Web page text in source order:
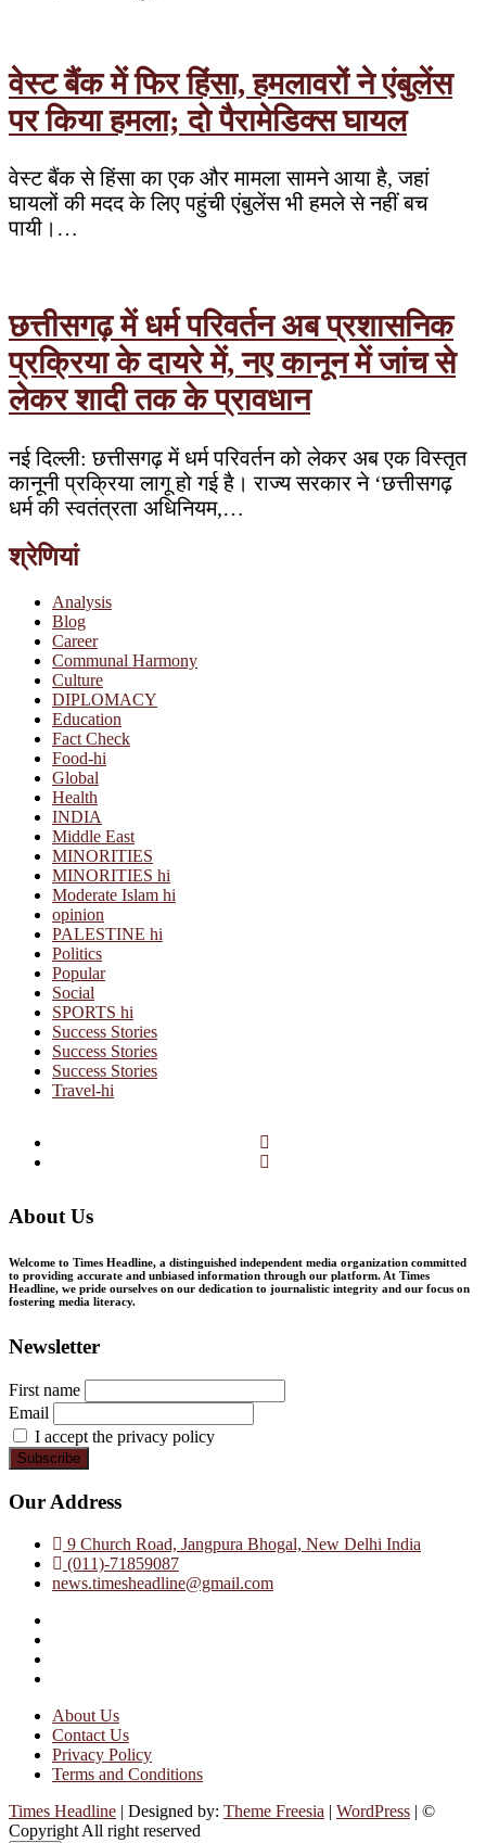
वेस्ट बैंक में फिर हिंसा, हमलावरों ने एंबुलेंस
पर किया हमला; दो पैरामेडिक्स घायल
वेस्ट बैंक से हिंसा का एक और मामला सामने आया है, जहां
घायलों की मदद के लिए पहुंची एंबुलेंस भी हमले से नहीं बच
पायी।…
छत्तीसगढ़ में धर्म परिवर्तन अब प्रशासनिक
प्रक्रिया के दायरे में, नए कानून में जांच से
लेकर शादी तक के प्रावधान
नई दिल्ली: छत्तीसगढ़ में धर्म परिवर्तन को लेकर अब एक विस्तृत
कानूनी प्रक्रिया लागू हो गई है। राज्य सरकार ने ‘छत्तीसगढ़
धर्म की स्वतंत्रता अधिनियम,…
श्रेणियां
Analysis
Blog
Career
Communal Harmony
Culture
DIPLOMACY
Education
Fact Check
Food-hi
Global
Health
INDIA
Middle East
MINORITIES
MINORITIES hi
Moderate Islam hi
opinion
PALESTINE hi
Politics
Popular
Social
SPORTS hi
Success Stories
Success Stories
Success Stories
Travel-hi
About Us
Welcome to Times Headline, a distinguished independent media organization committed
to providing accurate and unbiased information through our platform. At Times
Headline, we pride ourselves on our dedication to journalistic integrity and our focus on
fostering media literacy.
Newsletter
First name
Email
I accept the privacy policy
Our Address
9 Church Road, Jangpura Bhogal, New Delhi India
(011)-71859087
news.timesheadline@gmail.com
About Us
Contact Us
Privacy Policy
Terms and Conditions
Times Headline | Designed by: Theme Freesia | WordPress | ©
Copyright All right reserved